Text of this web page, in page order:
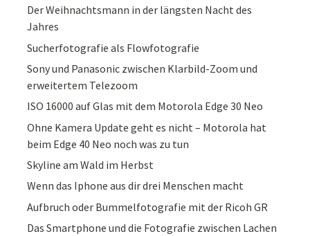
Der Weihnachtsmann in der längsten Nacht des
Jahres
Sucherfotografie als Flowfotografie
Sony und Panasonic zwischen Klarbild-Zoom und
erweitertem Telezoom
ISO 16000 auf Glas mit dem Motorola Edge 30 Neo
Ohne Kamera Update geht es nicht – Motorola hat
beim Edge 40 Neo noch was zu tun
Skyline am Wald im Herbst
Wenn das Iphone aus dir drei Menschen macht
Aufbruch oder Bummelfotografie mit der Ricoh GR
Das Smartphone und die Fotografie zwischen Lachen